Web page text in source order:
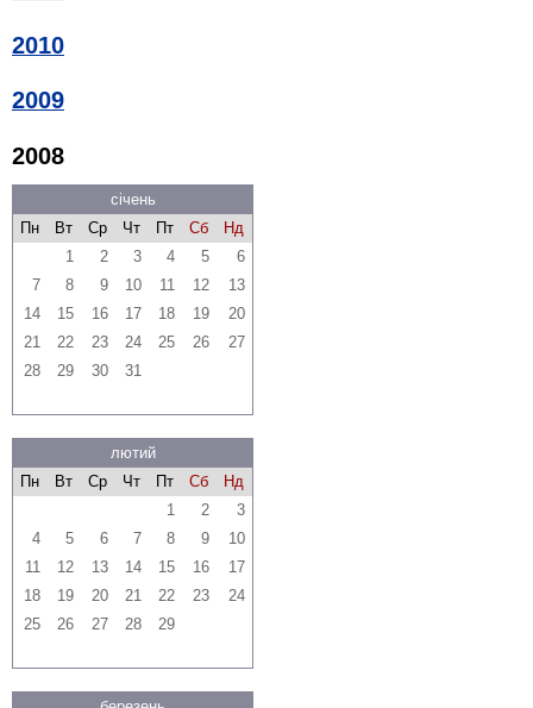
2010
2009
2008
січень
Пн
Вт Ср Чт Пт Сб
Нд
1
2 3 4 5
6
7
8 9 10 11 12
13
14
15 16 17 18 19
20
21
22 23 24 25 26
27
28
29 30 31
лютий
Пн
Вт Ср Чт Пт Сб
Нд
1
2
3
4
5 6 7 8 9
10
11
12 13 14 15 16
17
18
19 20 21 22 23
24
25
26 27 28 29